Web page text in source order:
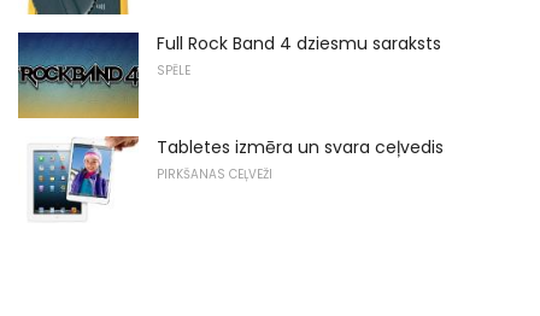
Full Rock Band 4 dziesmu saraksts
SPĒLE
Tabletes izmēra un svara ceļvedis
PIRKŠANAS CEĻVEŽI